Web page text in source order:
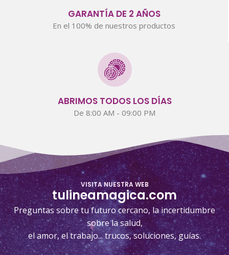
GARANTÍA DE 2 AÑOS
En el 100% de nuestros productos
ABRIMOS TODOS LOS DÍAS
De 8:00 AM - 09:00 PM
VISITA NUESTRA WEB
tulineamagica.com
Preguntas sobre tu futuro cercano, la incertidumbre
sobre la salud,
el amor, el trabajo... trucos, soluciones, guías.